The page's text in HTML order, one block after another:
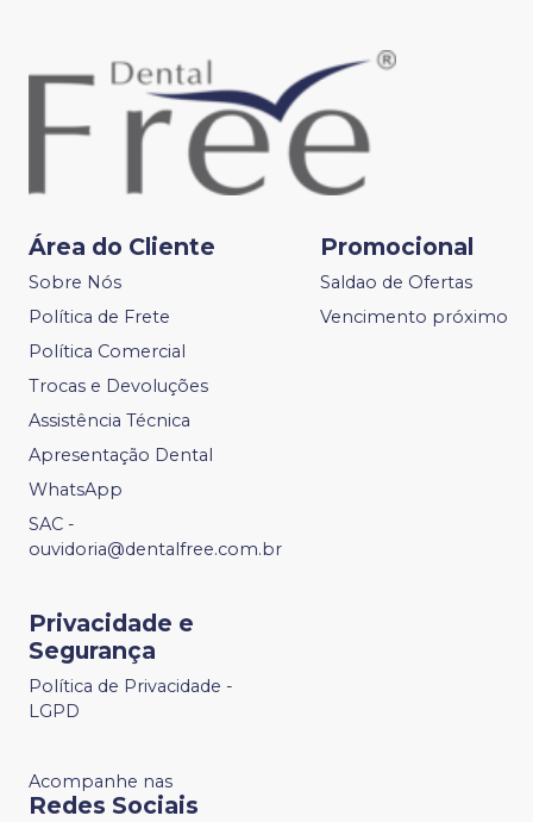
Área do Cliente
Sobre Nós
Política de Frete
Política Comercial
Trocas e Devoluções
Assistência Técnica
Apresentação Dental
WhatsApp
SAC -
ouvidoria@dentalfree.com.br
Promocional
Saldao de Ofertas
Vencimento próximo
Privacidade e
Segurança
Política de Privacidade -
LGPD
Acompanhe nas
Redes Sociais